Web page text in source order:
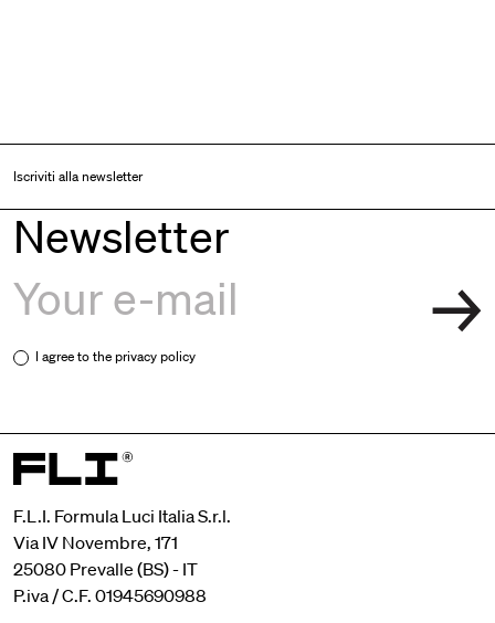
Iscriviti alla newsletter
Newsletter
I agree to theprivacy policy
F.L.I. Formula Luci Italia S.r.l.
Via IV Novembre, 171
25080 Prevalle (BS) - IT
P.iva / C.F. 01945690988